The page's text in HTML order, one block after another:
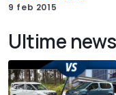
9 feb 2015
Ultime news